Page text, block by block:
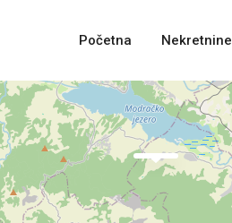
Početna Nekretnine